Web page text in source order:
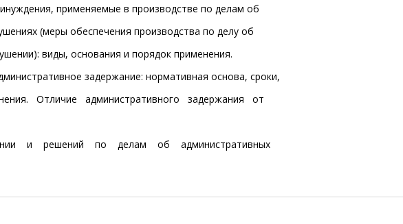
применяемые в производстве по делам об
(меры обеспечения производства по делу об
виды, основания и порядок применения.
задержание: нормативная основа, сроки,
Отличие административного задержания от
и решений по делам об административных